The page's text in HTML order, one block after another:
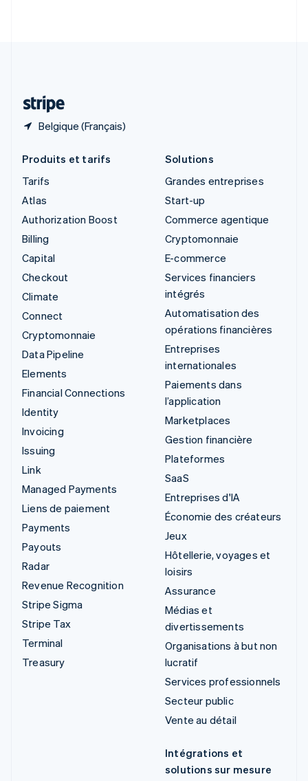
Belgique (Français)
Produits et tarifs
Tarifs
Atlas
Authorization Boost
Billing
Capital
Checkout
Climate
Connect
Cryptomonnaie
Data Pipeline
Elements
Financial Connections
Identity
Invoicing
Issuing
Link
Managed Payments
Liens de paiement
Payments
Payouts
Radar
Revenue Recognition
Stripe Sigma
Stripe Tax
Terminal
Treasury
Solutions
Grandes entreprises
Start-up
Commerce agentique
Cryptomonnaie
E-commerce
Services financiers
intégrés
Automatisation des
opérations financières
Entreprises
internationales
Paiements dans
l’application
Marketplaces
Gestion financière
Plateformes
SaaS
Entreprises d'IA
Économie des créateurs
Jeux
Hôtellerie, voyages et
loisirs
Assurance
Médias et
divertissements
Organisations à but non
lucratif
Services professionnels
Secteur public
Vente au détail
Intégrations et
solutions sur mesure